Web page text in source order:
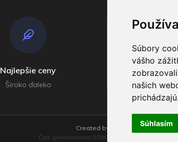
Súbory
vášho
našich
prichádzajú.
Súhlasím
Najlepšie ceny
Široko ďaleko V
Created by
Čas generovania 0.096601009368896 sekúnd!